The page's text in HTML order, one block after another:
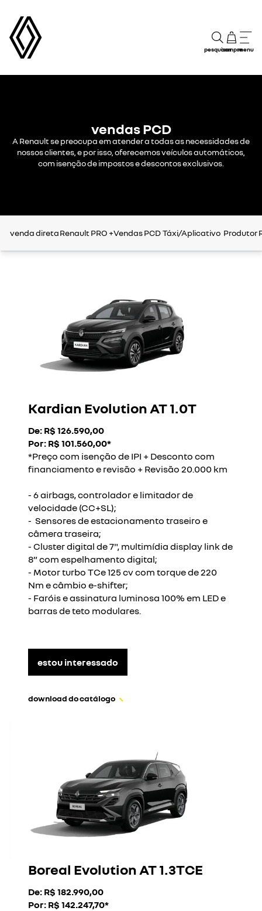
pesquisarcompremenu
vendas PCD
A Renault se preocupa em atender a todas as necessidades de
nossos clientes, e por isso, oferecemos veículos automáticos,
com isenção de impostos e descontos exclusivos.​
venda diretaRenault PRO +Vendas PCDTáxi/Aplicativo Produtor
Kardian Evolution AT 1.0T
De: R$ 126.590,00
Por: R$ 101.560,00*
*Preço com isenção de IPI + Desconto com
financiamento e revisão + Revisão 20.000 km
- 6 airbags, controlador e limitador de
velocidade (CC+SL);
- Sensores de estacionamento traseiro e
câmera traseira;
- Cluster digital de 7", multimídia display link de
8” com espelhamento digital;
- Motor turbo TCe 125 cv com torque de 220
Nm e câmbio e-shifter;
- Faróis e assinatura luminosa 100% em LED e
barras de teto modulares.
estou interessado
download do catálogo
Boreal Evolution AT 1.3TCE
De: R$ 182.990,00
Por: R$ 142.247,70*